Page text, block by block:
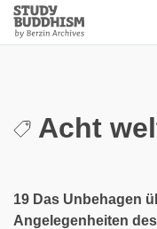
Close
Study
Buddhism
Acht
19 Das Unbehagen
Angelegenheiten